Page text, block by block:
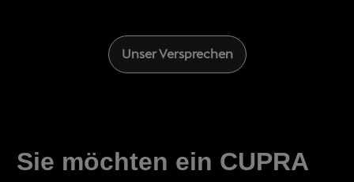
Unser Versprechen
Sie möchten ein CUPRA